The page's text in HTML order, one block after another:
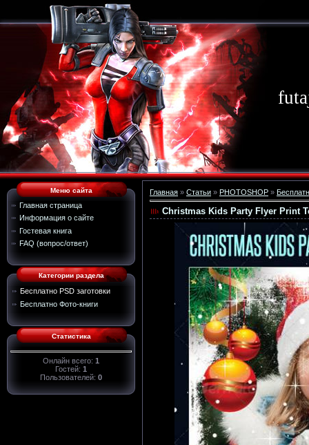
Меню сайта
Главная страница
Информация о сайте
Гостевая книга
FAQ (вопрос/ответ)
Категории раздела
Бесплатно PSD заготовки
Бесплатно Фото-книги
Статистика
Онлайн всего: 1
Гостей: 1
Пользователей: 0
Главная » Статьи » PHOTOSHOP »
Christmas Kids Party Flyer Print